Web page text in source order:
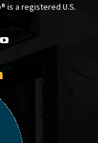
is a registered U.S.